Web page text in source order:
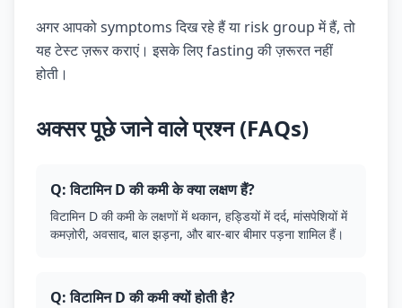
अगर आपको symptoms दिख रहे हैं या risk group में हैं, तो
यह टेस्ट ज़रूर कराएं। इसके लिए fasting की ज़रूरत नहीं
होती।
अक्सर पूछे जाने वाले प्रश्न (FAQs)
Q: विटामिन D की कमी के क्या लक्षण हैं?
विटामिन D की कमी के लक्षणों में थकान, हड्डियों में दर्द, मांसपेशियों में
कमज़ोरी, अवसाद, बाल झड़ना, और बार-बार बीमार पड़ना शामिल हैं।
Q: विटामिन D की कमी क्यों होती है?